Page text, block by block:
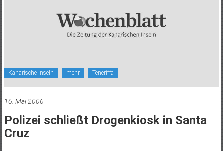
Kanarische Inseln mehr Teneriffa
16. Mai 2006
Polizei schließt Drogenkiosk in Santa
Cruz